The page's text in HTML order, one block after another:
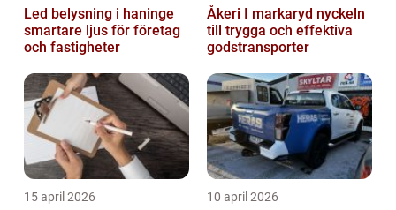
Led belysning i haninge
smartare ljus för företag
och fastigheter
Åkeri I markaryd nyckeln
till trygga och effektiva
godstransporter
15 april 2026 10 april 2026